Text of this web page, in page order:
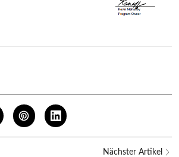
Nächster Artikel